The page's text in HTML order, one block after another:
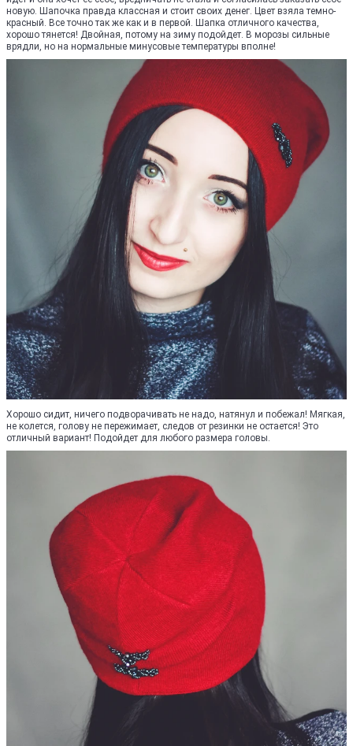
новую. Шапочка правда классная и стоит своих денег. Цвет взяла темно-
красный. Все точно так же как и в первой. Шапка отличного качества,
хорошо тянется! Двойная, потому на зиму подойдет. В морозы сильные
врядли, но на нормальные минусовые температуры вполне!
Хорошо сидит, ничего подворачивать не надо, натянул и побежал! Мягкая,
не колется, голову не пережимает, следов от резинки не остается! Это
отличный вариант! Подойдет для любого размера головы.